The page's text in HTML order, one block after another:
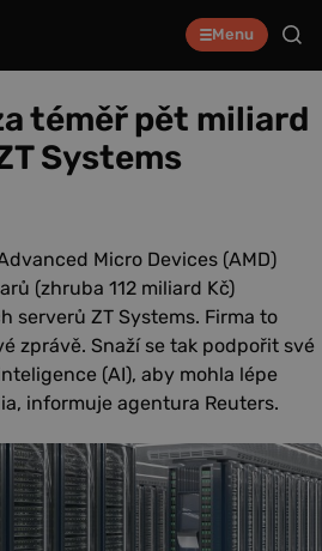
Menu
téměř pět miliard
Systems
Micro Devices (AMD)
(zhruba 112 miliard Kč)
serverů ZT Systems. Firma to
zprávě. Snaží se tak podpořit své
(AI), aby mohla lépe
informuje agentura Reuters.